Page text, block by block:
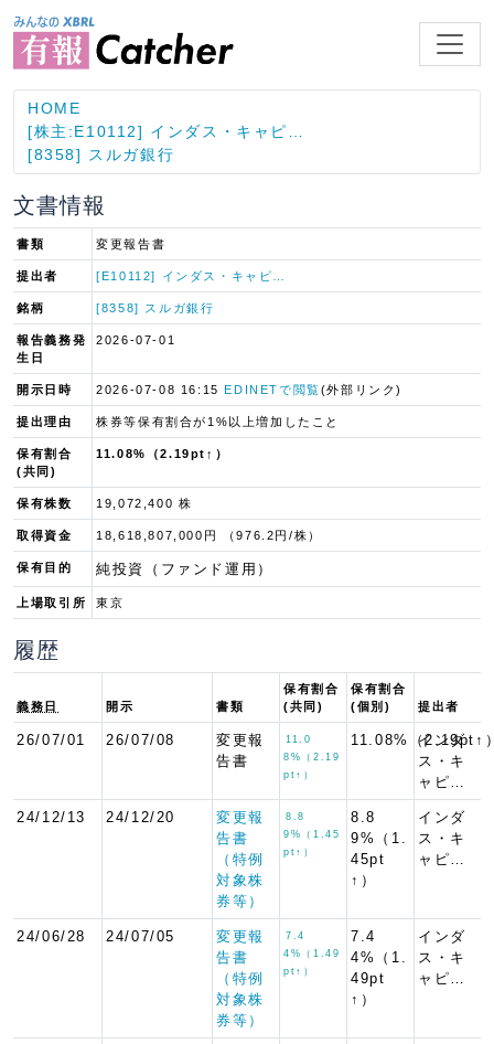
HOME
[株主:E10112] インダス・キャピ…
[8358] スルガ銀行
文書情報
書類 変更報告書
提出者 [E10112] インダス・キャピ…
銘柄 [8358] スルガ銀行
報告義務発
生日
2026-07-01
開示日時 2026-07-08 16:15EDINETで閲覧(外部リンク)
提出理由 株券等保有割合が1%以上増加したこと
保有割合
(共同)
11.08%（2.19pt↑）
保有株数 19,072,400 株
取得資金 18,618,807,000円 （976.2円/株）
保有目的 純投資（ファンド運用）
上場取引所 東京
履歴
義務日 開示 書類
保有割合
(共同)
保有割合
(個別)
提出者
26/07/01 26/07/08
変更報
告書
11.0
8%（2.19
pt↑）
11.08%（2.19pt↑
インダ
ス・キ
ャピ…
24/12/13 24/12/20
変更報
告書
（特例
対象株
券等）
8.8
9%（1.45
pt↑）
8.8
9%（1.
45pt
↑）
インダ
ス・キ
ャピ…
24/06/28 24/07/05
変更報
告書
（特例
対象株
券等）
7.4
4%（1.49
pt↑）
7.4
4%（1.
49pt
↑）
インダ
ス・キ
ャピ…